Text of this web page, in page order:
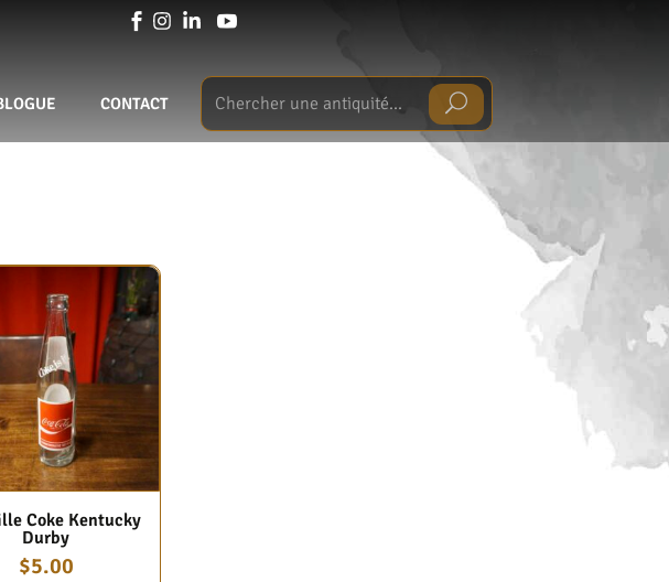
CONTACT
Coke Kentucky
Durby
$5.00